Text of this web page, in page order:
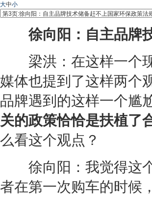
大中小
徐向阳：自主品牌
梁洪：在这样一个现
媒体也提到了这样两个
品牌遇到的这样一个尴
关的政策恰恰是扶植了
么看这个观点？
徐向阳：我觉得这个
者在第一次购车的时候